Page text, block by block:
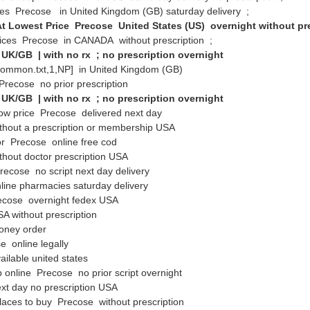
Precose in United Kingdom (GB) saturday delivery ;
Lowest Price Precose United States (US) overnight without
Precose in CANADA without prescription ;
UK/GB | with no rx ; no prescription overnight
in United Kingdom (GB)
no prior prescription
UK/GB | with no rx ; no prescription overnight
price Precose delivered next day
a prescription or membership USA
Precose online free cod
doctor prescription USA
no script next day delivery
pharmacies saturday delivery
overnight fedex USA
without prescription
order
online legally
united states
online Precose no prior script overnight
day no prescription USA
to buy Precose without prescription